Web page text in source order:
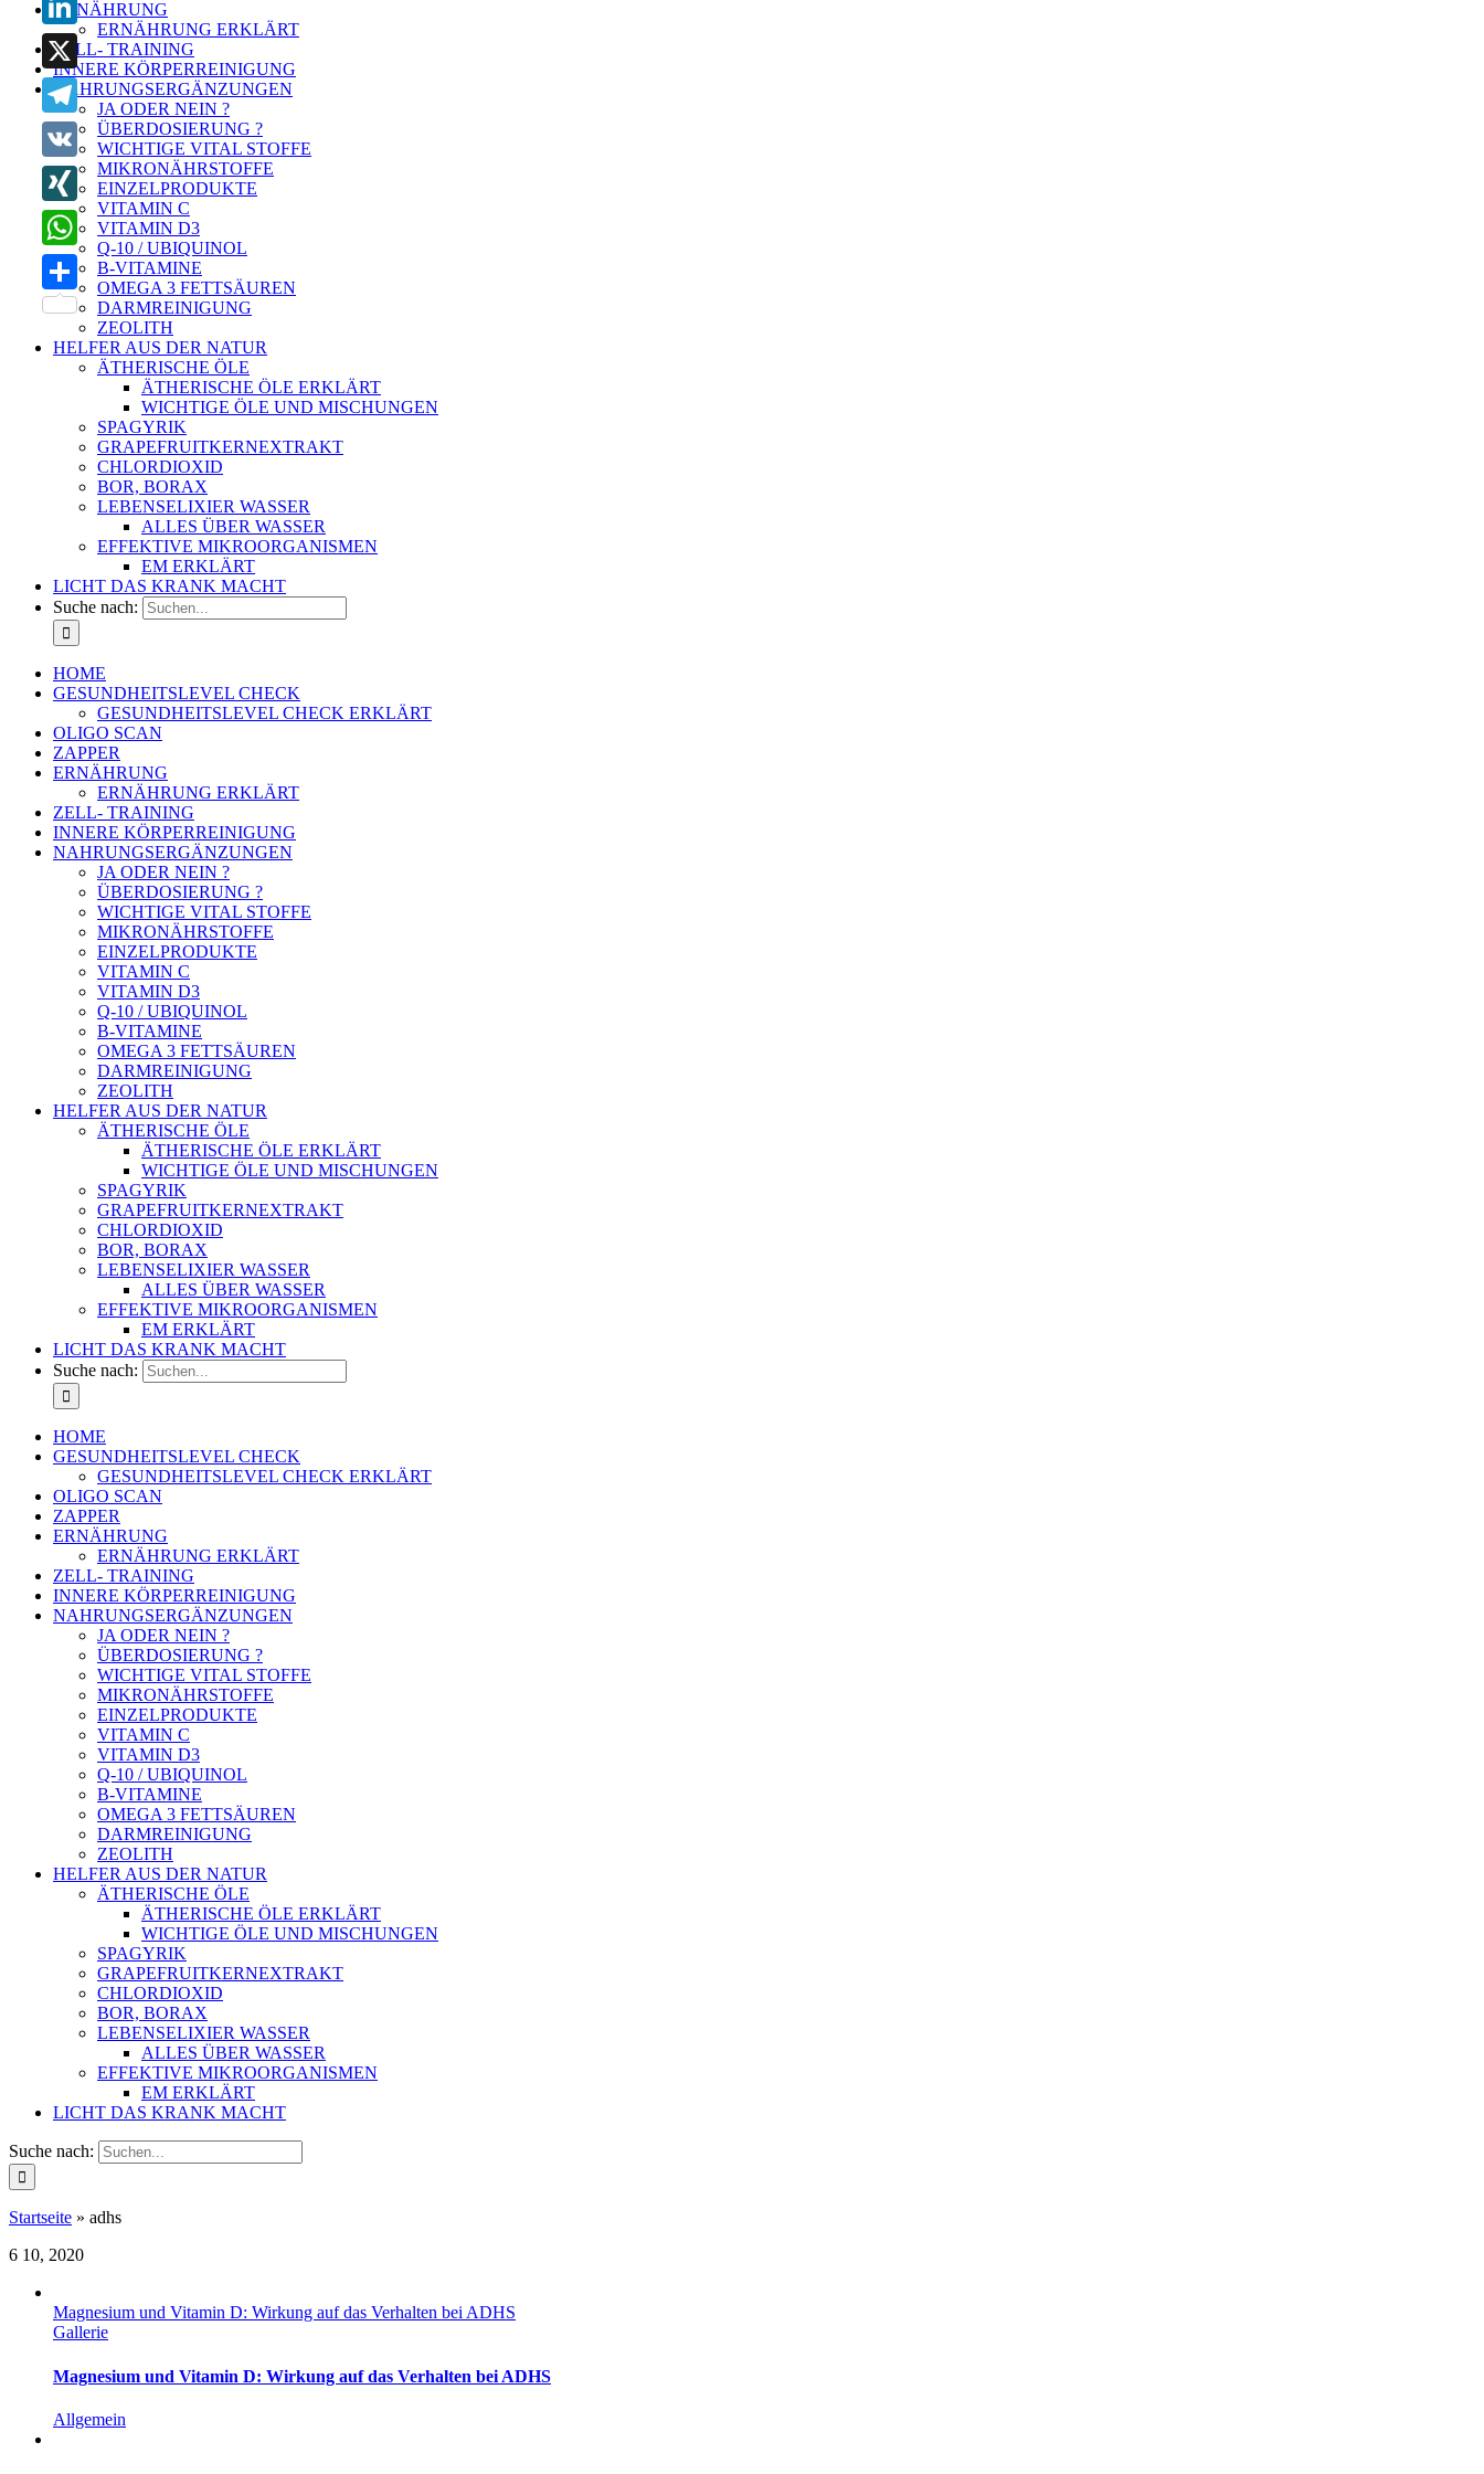
ERNÄHRUNG
ERNÄHRUNG ERKLÄRT
ZELL- TRAINING
INNERE KÖRPERREINIGUNG
NAHRUNGSERGÄNZUNGEN
JA ODER NEIN ?
ÜBERDOSIERUNG ?
WICHTIGE VITAL STOFFE
MIKRONÄHRSTOFFE
EINZELPRODUKTE
VITAMIN C
VITAMIN D3
Q-10 / UBIQUINOL
B-VITAMINE
OMEGA 3 FETTSÄUREN
DARMREINIGUNG
ZEOLITH
HELFER AUS DER NATUR
ÄTHERISCHE ÖLE
ÄTHERISCHE ÖLE ERKLÄRT
WICHTIGE ÖLE UND MISCHUNGEN
SPAGYRIK
GRAPEFRUITKERNEXTRAKT
CHLORDIOXID
BOR, BORAX
LEBENSELIXIER WASSER
ALLES ÜBER WASSER
EFFEKTIVE MIKROORGANISMEN
EM ERKLÄRT
LICHT DAS KRANK MACHT
Suche nach:
HOME
GESUNDHEITSLEVEL CHECK
GESUNDHEITSLEVEL CHECK ERKLÄRT
OLIGO SCAN
ZAPPER
ERNÄHRUNG
ERNÄHRUNG ERKLÄRT
ZELL- TRAINING
INNERE KÖRPERREINIGUNG
NAHRUNGSERGÄNZUNGEN
JA ODER NEIN ?
ÜBERDOSIERUNG ?
WICHTIGE VITAL STOFFE
MIKRONÄHRSTOFFE
EINZELPRODUKTE
VITAMIN C
VITAMIN D3
Q-10 / UBIQUINOL
B-VITAMINE
OMEGA 3 FETTSÄUREN
DARMREINIGUNG
ZEOLITH
HELFER AUS DER NATUR
ÄTHERISCHE ÖLE
ÄTHERISCHE ÖLE ERKLÄRT
WICHTIGE ÖLE UND MISCHUNGEN
SPAGYRIK
GRAPEFRUITKERNEXTRAKT
CHLORDIOXID
BOR, BORAX
LEBENSELIXIER WASSER
ALLES ÜBER WASSER
EFFEKTIVE MIKROORGANISMEN
EM ERKLÄRT
LICHT DAS KRANK MACHT
Suche nach:
HOME
GESUNDHEITSLEVEL CHECK
GESUNDHEITSLEVEL CHECK ERKLÄRT
OLIGO SCAN
ZAPPER
ERNÄHRUNG
ERNÄHRUNG ERKLÄRT
ZELL- TRAINING
INNERE KÖRPERREINIGUNG
NAHRUNGSERGÄNZUNGEN
JA ODER NEIN ?
ÜBERDOSIERUNG ?
WICHTIGE VITAL STOFFE
MIKRONÄHRSTOFFE
EINZELPRODUKTE
VITAMIN C
VITAMIN D3
Q-10 / UBIQUINOL
B-VITAMINE
OMEGA 3 FETTSÄUREN
DARMREINIGUNG
ZEOLITH
HELFER AUS DER NATUR
ÄTHERISCHE ÖLE
ÄTHERISCHE ÖLE ERKLÄRT
WICHTIGE ÖLE UND MISCHUNGEN
SPAGYRIK
GRAPEFRUITKERNEXTRAKT
CHLORDIOXID
BOR, BORAX
LEBENSELIXIER WASSER
ALLES ÜBER WASSER
EFFEKTIVE MIKROORGANISMEN
EM ERKLÄRT
LICHT DAS KRANK MACHT
Suche nach:
Startseite » adhs
6 10, 2020
Magnesium und Vitamin D: Wirkung auf das Verhalten bei ADHS
Gallerie
Magnesium und Vitamin D: Wirkung auf das Verhalten bei ADHS
Allgemein
LinkedIn
X
Telegram
VK
XING
WhatsApp
Teilen